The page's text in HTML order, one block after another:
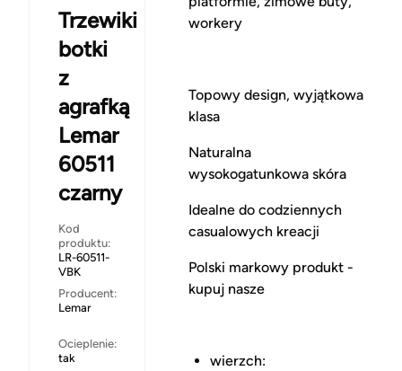
Trzewiki
botki
z
agrafką
Lemar
60511
czarny
Kod
produktu:
LR-60511-
VBK
Producent:
Lemar
Ocieplenie:
tak
workery
Topowy design, wyjątkowa
klasa
Naturalna
wysokogatunkowa skóra
Idealne do codziennych
casualowych kreacji
Polski markowy produkt -
kupuj nasze
wierzch: